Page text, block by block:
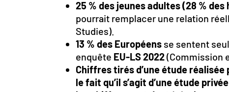
25 % des jeunes adultes (28 %
pourrait remplacer une relation
Studies).
13 % des Européens se sentent
enquête EU-LS 2022(Commission
Chiffres tirés d’une étude
le fait qu’il s’agit d’une étude